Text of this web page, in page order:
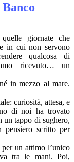
giornate che
in cui non servono
qualcosa di
ricevuto… un
in mezzo al mare.
curiosità, attesa, e
di noi ha trovato
un tappo di sughero,
pensiero scritto per
un attimo l’unico
tra le mani. Poi,